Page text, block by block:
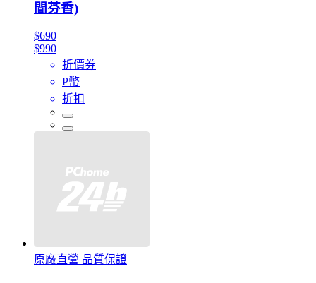
間芬香)
$690
$990
折價券
P幣
折扣
原廠直營 品質保證